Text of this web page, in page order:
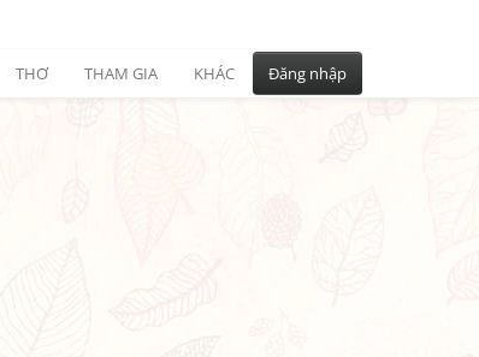
THƠ THAM GIA KHÁC Đăng nhập